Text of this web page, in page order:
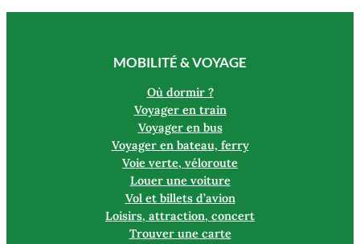
MOBILITÉ & VOYAGE
Où dormir ?
Voyager en train
Voyager en bus
Voyager en bateau, ferry
Voie verte, véloroute
Louer une voiture
Vol et billets d’avion
Loisirs, attraction, concert
Trouver une carte